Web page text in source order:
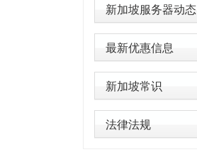
新加坡服务器动态
最新优惠信息
新加坡常识
法律法规